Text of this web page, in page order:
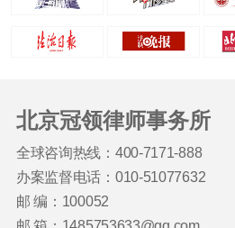
北京冠领律师事务所
全球咨询热线：400-7171-888
办案监督电话：010-51077632
邮 编：100052